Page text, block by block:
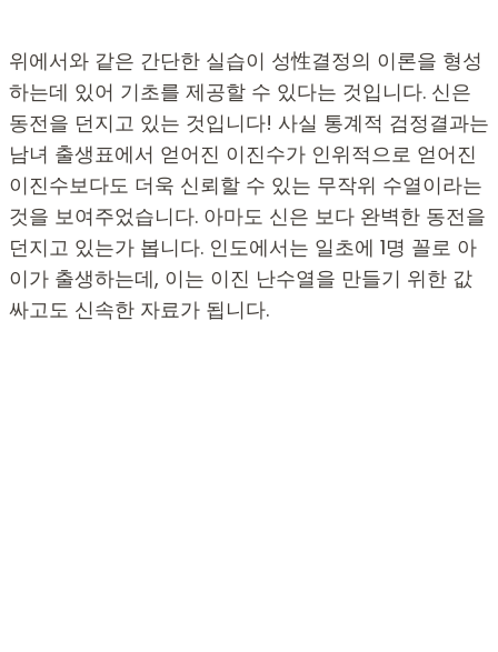
위에서와 같은 간단한 실습이 성性결정의 이론을 형성
하는데 있어 기초를 제공할 수 있다는 것입니다. 신은
동전을 던지고 있는 것입니다! 사실 통계적 검정결과는
남녀 출생표에서 얻어진 이진수가 인위적으로 얻어진
이진수보다도 더욱 신뢰할 수 있는 무작위 수열이라는
것을 보여주었습니다. 아마도 신은 보다 완벽한 동전을
던지고 있는가 봅니다. 인도에서는 일초에 1명 꼴로 아
이가 출생하는데, 이는 이진 난수열을 만들기 위한 값
싸고도 신속한 자료가 됩니다.